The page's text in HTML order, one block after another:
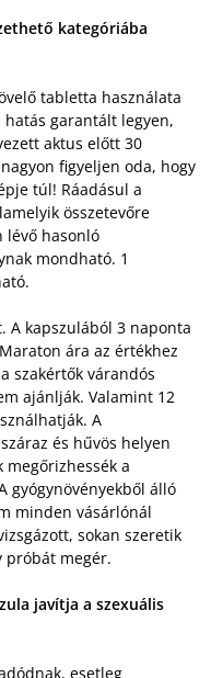
kategóriába
tabletta használata
garantált legyen,
aktus előtt 30
figyeljen oda, hogy
túl! Ráadásul a
összetevőre
lévő hasonló
mondható. 1
A kapszulából 3 naponta
ára az értékhez
szakértők várandós
ajánlják. Valamint 12
A
és hűvös helyen
megőrizhessék a
gyógynövényekből álló
minden vásárlónál
sokan szeretik
próbát megér.
javítja a szexuális
esetleg